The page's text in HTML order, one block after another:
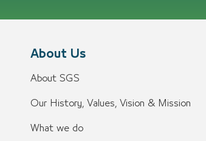
About Us
About SGS
Our History, Values, Vision & Mission
What we do